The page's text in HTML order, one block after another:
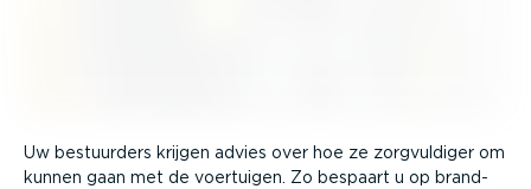
Uw bestuurders krijgen advies over hoe ze zorgvul­diger om
kunnen gaan met de voertuigen. Zo bespaart u op brand­